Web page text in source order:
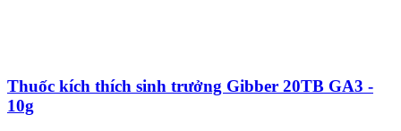
Thuốc kích thích sinh trưởng Gibber 20TB GA3 -
10g